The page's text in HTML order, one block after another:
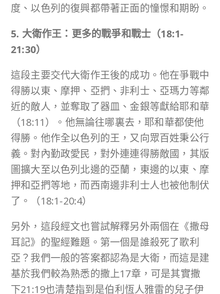
度、以色列的復興都帶著正面的憧憬和期盼。
5. 大衛作王：更多的戰爭和戰士（18:1-
21:30）
這段主要交代大衛作王後的成功。他在爭戰中
得勝以東、摩押、亞捫、非利士、亞瑪力等鄰
近的敵人，並奪取了器皿、金銀等獻給耶和華
（18:11）。他無論往哪裏去，耶和華都使他
得勝。他作全以色列的王，又向眾百姓秉公行
義。對內勤政愛民，對外連連得勝敵國，其版
圖擴大至以色列北邊的亞蘭，東邊的以東、摩
押和亞捫等地，而西南邊非利士人也被他制伏
了。（18:1-20:4）
另外，這段經文也嘗試解釋另外兩個在《撒母
耳記》的聖經難題。第一個是誰殺死了歌利
亞？我們一般的答案都認為是大衛，而這是建
基於我們較為熟悉的撒上17章，可是其實撒
下21:19也清楚指到是伯利恆人雅雷的兒子伊